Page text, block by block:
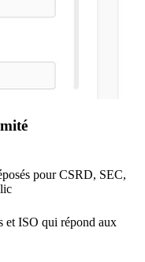
pour CSRD, SEC,
et ISO qui répond aux